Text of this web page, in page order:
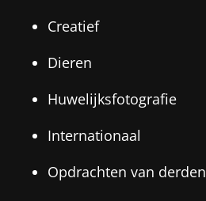
Creatief
Dieren
Huwelijksfotografie
Internationaal
Opdrachten van derden